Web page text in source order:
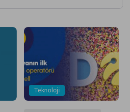
Bu Ayarı Kapatmayan Verilerini
ile Sağlık Takibi Geleceğin
Olmanız Gereken 5 Akıllı Cihaz
Teknoloji